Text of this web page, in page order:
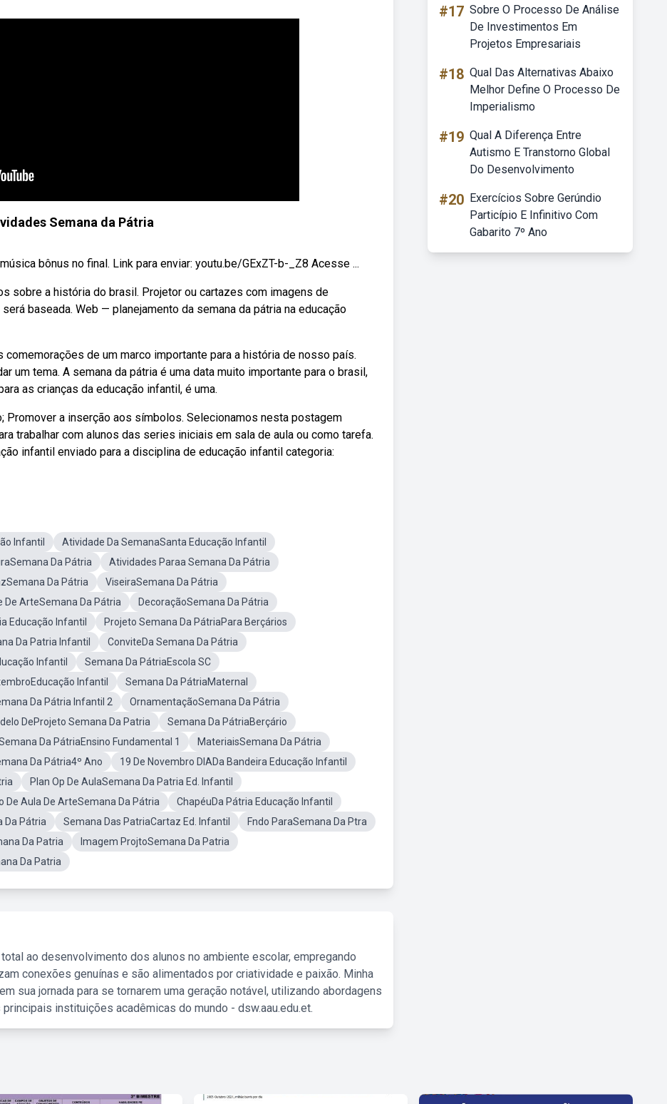
Semana da Pátria
bônus no final. Link para enviar: youtu.be/GExZT-b-_Z8 Acesse ...
sobre a história do brasil. Projetor ou cartazes com imagens de
baseada. Web — planejamento da semana da pátria na educação
de um marco importante para a história de nosso país.
um tema. A semana da pátria é uma data muito importante para o brasil,
as crianças da educação infantil, é uma.
a inserção aos símbolos. Selecionamos nesta postagem
trabalhar com alunos das series iniciais em sala de aula ou como tarefa.
infantil enviado para a disciplina de educação infantil categoria:
Infantil
Atividade Da SemanaSanta Educação Infantil
Da Pátria
Atividades Paraa Semana Da Pátria
Da Pátria
ViseiraSemana Da Pátria
De ArteSemana Da Pátria
DecoraçãoSemana Da Pátria
Educação Infantil
Projeto Semana Da PátriaPara Berçários
Da Patria Infantil
ConviteDa Semana Da Pátria
Infantil
Semana Da PátriaEscola SC
Infantil
Semana Da PátriaMaternal
Da Pátria Infantil 2
OrnamentaçãoSemana Da Pátria
DeProjeto Semana Da Patria
Semana Da PátriaBerçário
Da PátriaEnsino Fundamental 1
MateriaisSemana Da Pátria
Da Pátria4º Ano
19 De Novembro DIADa Bandeira Educação Infantil
Plan Op De AulaSemana Da Patria Ed. Infantil
De Aula De ArteSemana Da Pátria
ChapéuDa Pátria Educação Infantil
Da Pátria
Semana Das PatriaCartaz Ed. Infantil
Fndo ParaSemana Da Ptra
Da Patria
Imagem ProjtoSemana Da Patria
Da Patria
ao desenvolvimento dos alunos no ambiente escolar, empregando
conexões genuínas e são alimentados por criatividade e paixão. Minha
sua jornada para se tornarem uma geração notável, utilizando abordagens
instituições acadêmicas do mundo - dsw.aau.edu.et.
#17 Sobre O Processo De Análise
De Investimentos Em
Projetos Empresariais
#18 Qual Das Alternativas Abaixo
Melhor Define O Processo De
Imperialismo
#19 Qual A Diferença Entre
Autismo E Transtorno Global
Do Desenvolvimento
#20 Exercícios Sobre Gerúndio
Particípio E Infinitivo Com
Gabarito 7º Ano